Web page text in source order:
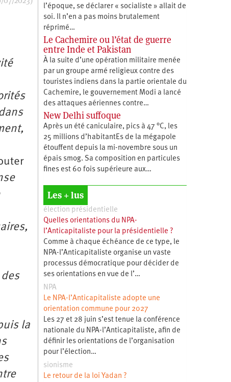
la
l’époque, se déclarer « socialiste » allait de
soi. Il n’en a pas moins brutalement
réprimé…
Le Cachemire ou l’état de guerre
entre Inde et Pakistan
À la suite d’une opération militaire menée
par un groupe armé religieux contre des
touristes indiens dans la partie orientale du
Cachemire, le gouvernement Modi a lancé
des attaques aériennes contre…
New Delhi suffoque
Après un été caniculaire, pics à 47 °C, les
25 millions d’habitantEs de la mégapole
étouffent depuis la mi-novembre sous un
épais smog. Sa composition en particules
fines est 60 fois supérieure aux…
Les + lus
élection présidentielle
Quelles orientations du NPA-
l’Anticapitaliste pour la présidentielle ?
Comme à chaque échéance de ce type, le
NPA-l’Anticapitaliste organise un vaste
processus démocratique pour décider de
ses orientations en vue de l’…
NPA
Le NPA-l’Anticapitaliste adopte une
orientation commune pour 2027
Les 27 et 28 juin s’est tenue la conférence
nationale du NPA-l’Anticapitaliste, afin de
définir les orientations de l’organisation
pour l’élection…
sionisme
Le retour de la loi Yadan ?